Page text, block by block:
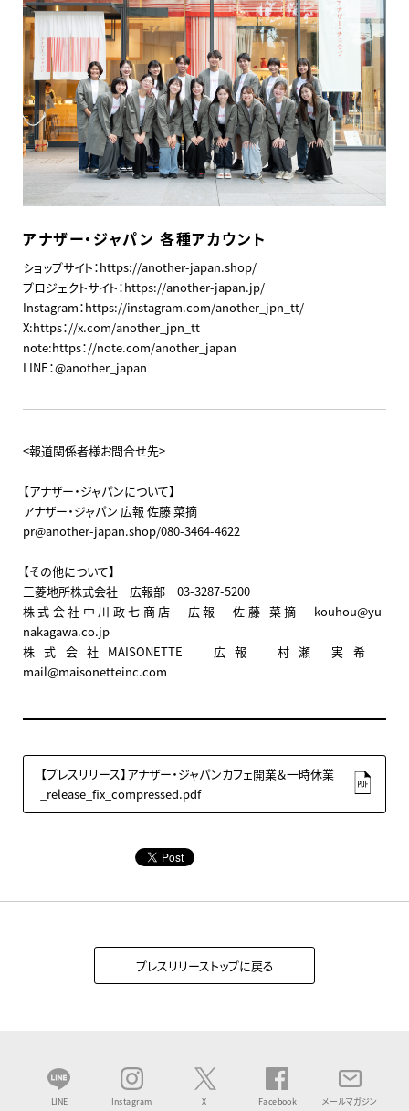
アナザー・ジャパン 各種アカウント
ショップサイト：https://another-japan.shop/
プロジェクトサイト：https://another-japan.jp/
Instagram：https://instagram.com/another_jpn_tt/
X:https：//x.com/another_jpn_tt
note:https：//note.com/another_japan
LINE：@another_japan
<報道関係者様お問合せ先>
【アナザー・ジャパンについて】
アナザー・ジャパン 広報 佐藤 菜摘
pr@another-japan.shop/080-3464-4622
【その他について】
三菱地所株式会社 広報部 03-3287-5200
株式会社中川政七商店 広報 佐藤 菜摘 kouhou@yu-
nakagawa.co.jp
株式会社MAISONETTE 広報 村瀬 実希
mail@maisonetteinc.com
【プレスリリース】アナザー・ジャパンカフェ開業＆一時休業
_release_fix_compressed.pdf
プレスリリーストップに戻る
LINE Instagram X Facebook メールマガジン